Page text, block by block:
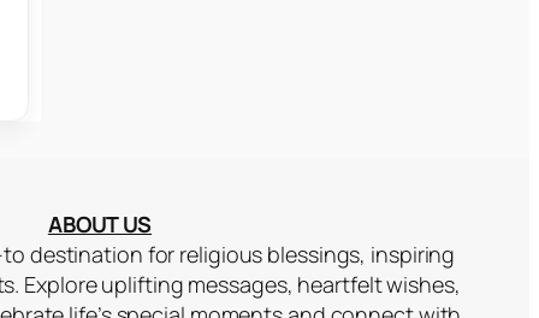
ABOUT US
destination for religious blessings, inspiring
Explore uplifting messages, heartfelt wishes,